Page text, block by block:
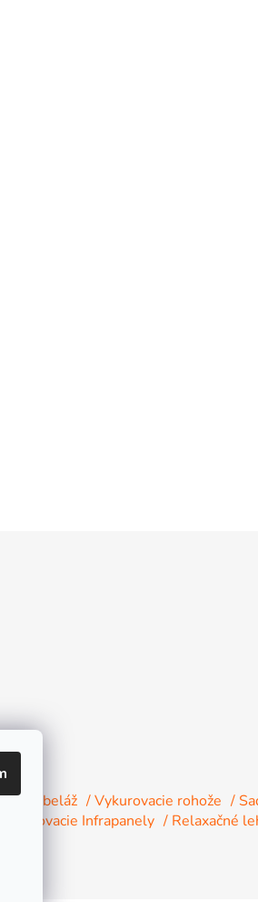
a kabeláž / Vykurovacie rohože /
/ Vykurovacie Infrapanely / Relaxačné